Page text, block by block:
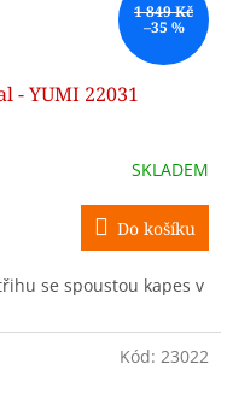
1 849 Kč
–35 %
- YUMI 22031
SKLADEM
Do košíku
se spoustou kapes v
Kód: 23022